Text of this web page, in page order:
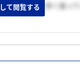
、事務職を多く扱って
て閲覧する